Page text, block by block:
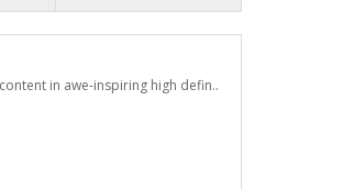
in awe-inspiring high defin..